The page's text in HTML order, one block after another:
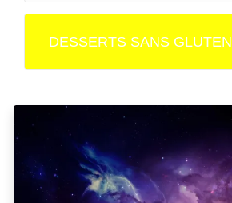
DESSERTS SANS GLUTEN